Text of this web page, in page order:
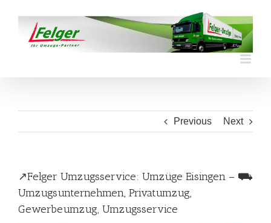
content
Previous Next
↗️Felger Umzugsservice: Umzüge Eisingen – ⛟
Umzugsunternehmen, Privatumzug,
Gewerbeumzug, Umzugsservice